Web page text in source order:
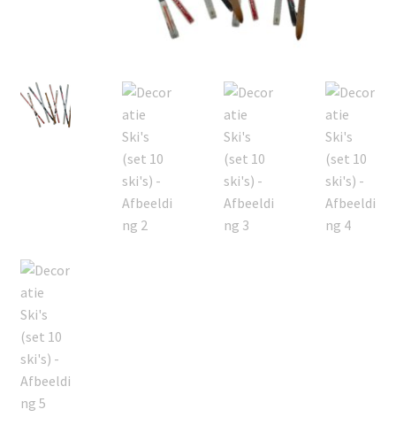
Privacybeleid